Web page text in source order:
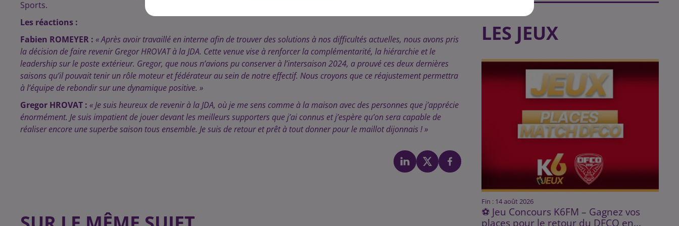
Sports.
Les réactions :
Fabien ROMEYER : « Après avoir travaillé en interne afin de trouver des solutions à nos difficultés actuelles, nous avons pris
la décision de faire revenir Gregor HROVAT à la JDA. Cette venue vise à renforcer la complémentarité, la hiérarchie et le
leadership sur le poste extérieur. Gregor, que nous n’avions pu conserver à l’intersaison 2024, a prouvé ces deux dernières
saisons qu’il pouvait tenir un rôle moteur et fédérateur au sein de notre effectif. Nous croyons que ce réajustement permettra
à l’équipe de rebondir sur une dynamique positive. »
Gregor HROVAT : « Je suis heureux de revenir à la JDA, où je me sens comme à la maison avec des personnes que j’apprécie
énormément. Je suis impatient de jouer devant les meilleurs supporters que j’ai connus et j’espère qu’on sera capable de
réaliser encore une superbe saison tous ensemble. Je suis de retour et prêt à tout donner pour le maillot dijonnais ! »
LES JEUX
Fin : 14 août 2026
⚽ Jeu Concours K6FM – Gagnez vos
places pour le retour du DFCO en...